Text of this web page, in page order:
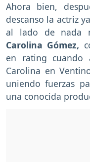
Ahora bien,
descanso la actriz
al lado de nada
Carolina Gómez,
en rating cuando
Carolina en
uniendo fuerzas
una conocida